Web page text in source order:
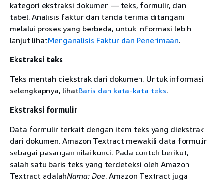
kategori ekstraksi dokumen — teks, formulir, dan
tabel. Analisis faktur dan tanda terima ditangani
melalui proses yang berbeda, untuk informasi lebih
lanjut lihatMenganalisis Faktur dan Penerimaan.
Ekstraksi teks
Teks mentah diekstrak dari dokumen. Untuk informasi
selengkapnya, lihatBaris dan kata-kata teks.
Ekstraksi formulir
Data formulir terkait dengan item teks yang diekstrak
dari dokumen. Amazon Textract mewakili data formulir
sebagai pasangan nilai kunci. Pada contoh berikut,
salah satu baris teks yang terdeteksi oleh Amazon
Textract adalahNama: Doe. Amazon Textract juga